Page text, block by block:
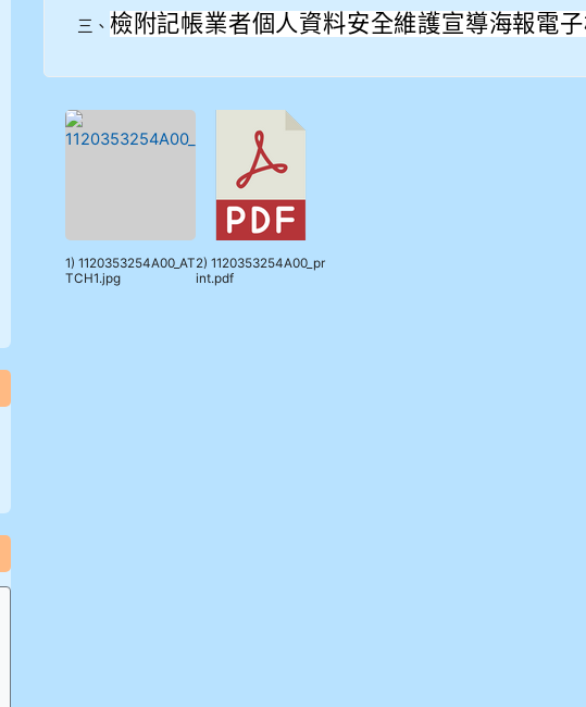
912彭子宸
914王苡澄
三、 檢附記帳業者個人資料安全維護宣導海報電子
1) 1120353254A00_AT
TCH1.jpg
2) 1120353254A00_pr
int.pdf